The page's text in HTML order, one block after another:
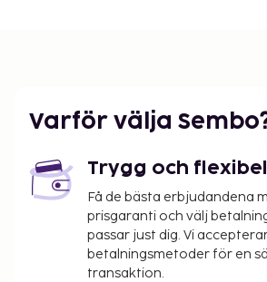
Varför välja
Trygg och
Få de bästa erbjudandena
prisgaranti och välj
passar just dig. Vi
betalningsmetoder för en
transaktion.